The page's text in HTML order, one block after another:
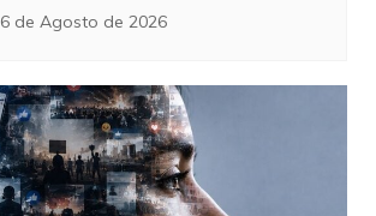
6 de Agosto de 2026